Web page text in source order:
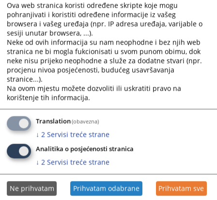
select
a
date.
Press
the
question
mark
key
to
get
the
keyboard
shortcuts
for
changing
select
a
date.
Press
the
question
mark
key
get
the
keyboard
shortcuts
for
changing
Ova web stranica koristi određene skripte koje mogu
pohranjivati i koristiti određene informacije iz vašeg
browsera i vašeg uređaja (npr. IP adresa uređaja, varijable o
sesiji unutar browsera, ...).
Neke od ovih informacija su nam neophodne i bez njih web
stranica ne bi mogla fukcionisati u svom punom obimu, dok
neke nisu prijeko neophodne a služe za dodatne stvari (npr.
procjenu nivoa posjećenosti, budućeg usavršavanja
stranice...).
Na ovom mjestu možete dozvoliti ili uskratiti pravo na
korištenje tih informacija.
Translation(obavezna)
↓ 2 Servisi treće strane
Analitika o posjećenosti stranica
↓ 2 Servisi treće strane
Ne prihvatam Prihvatam odabrane Prihvatam sve